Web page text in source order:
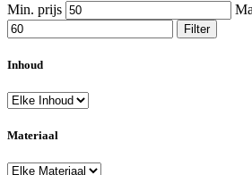
Min. prijs
Filter
Inhoud
Materiaal